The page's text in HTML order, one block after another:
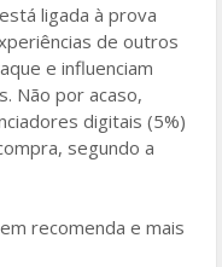
ligada à prova
de outros
e influenciam
Não por acaso,
digitais (5%)
segundo a
recomenda e mais